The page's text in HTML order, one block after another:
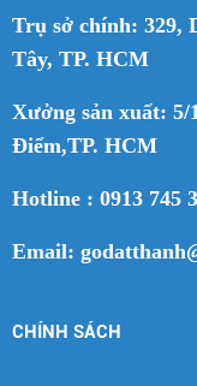
Trụ sở chính: 329,
Tây, TP. HCM
Xưởng sản xuất: 5/
Điểm,TP. HCM
Hotline : 0913 745
Email:
CHÍNH SÁCH